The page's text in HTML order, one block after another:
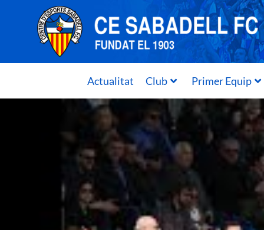
Actualitat Club Primer Equip